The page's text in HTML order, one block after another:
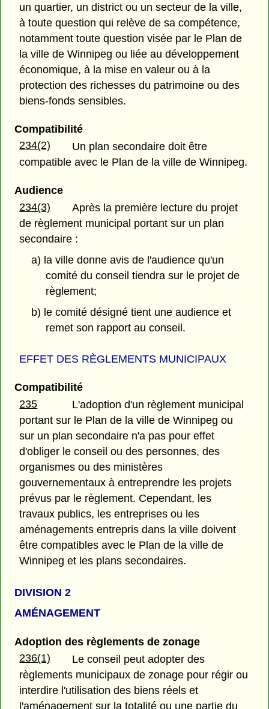
un quartier, un district ou un secteur de la ville,
à toute question qui relève de sa compétence,
notamment toute question visée par le Plan de
la ville de Winnipeg ou liée au développement
économique, à la mise en valeur ou à la
protection des richesses du patrimoine ou des
biens-fonds sensibles.
Compatibilité
234(2)
Un plan secondaire doit être
compatible avec le Plan de la ville de Winnipeg.
Audience
234(3)
Après la première lecture du projet
de règlement municipal portant sur un plan
secondaire :
a) la ville donne avis de l'audience qu'un
comité du conseil tiendra sur le projet de
règlement;
b) le comité désigné tient une audience et
remet son rapport au conseil.
EFFET DES RÈGLEMENTS MUNICIPAUX
Compatibilité
235
L'adoption d'un règlement municipal
portant sur le Plan de la ville de Winnipeg ou
sur un plan secondaire n'a pas pour effet
d'obliger le conseil ou des personnes, des
organismes ou des ministères
gouvernementaux à entreprendre les projets
prévus par le règlement. Cependant, les
travaux publics, les entreprises ou les
aménagements entrepris dans la ville doivent
être compatibles avec le Plan de la ville de
Winnipeg et les plans secondaires.
DIVISION 2
AMÉNAGEMENT
Adoption des règlements de zonage
236(1)
Le conseil peut adopter des
règlements municipaux de zonage pour régir ou
interdire l'utilisation des biens réels et
l'aménagement sur la totalité ou une partie du